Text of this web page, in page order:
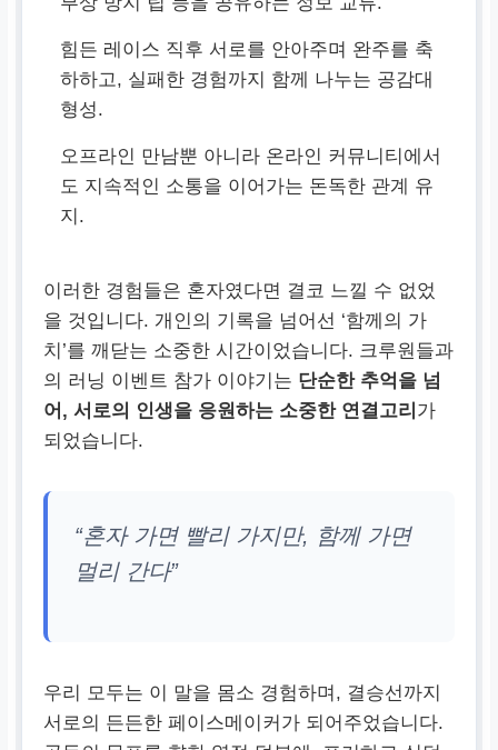
힘든 레이스 직후 서로를 안아주며 완주를 축
하하고, 실패한 경험까지 함께 나누는 공감대
형성.
오프라인 만남뿐 아니라 온라인 커뮤니티에서
도 지속적인 소통을 이어가는 돈독한 관계 유
지.
이러한 경험들은 혼자였다면 결코 느낄 수 없었
을 것입니다. 개인의 기록을 넘어선 ‘함께의 가
치’를 깨닫는 소중한 시간이었습니다. 크루원들과
의 러닝 이벤트 참가 이야기는 단순한 추억을 넘
어, 서로의 인생을 응원하는 소중한 연결고리 가
되었습니다.
“혼자 가면 빨리 가지만, 함께 가면
멀리 간다”
우리 모두는 이 말을 몸소 경험하며, 결승선까지
서로의 든든한 페이스메이커가 되어주었습니다.